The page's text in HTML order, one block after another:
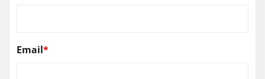
Email*